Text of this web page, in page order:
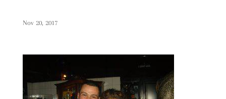
Nov 20, 2017